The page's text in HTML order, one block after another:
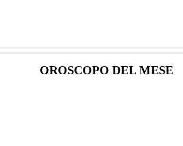
OROSCOPO DEL MESE